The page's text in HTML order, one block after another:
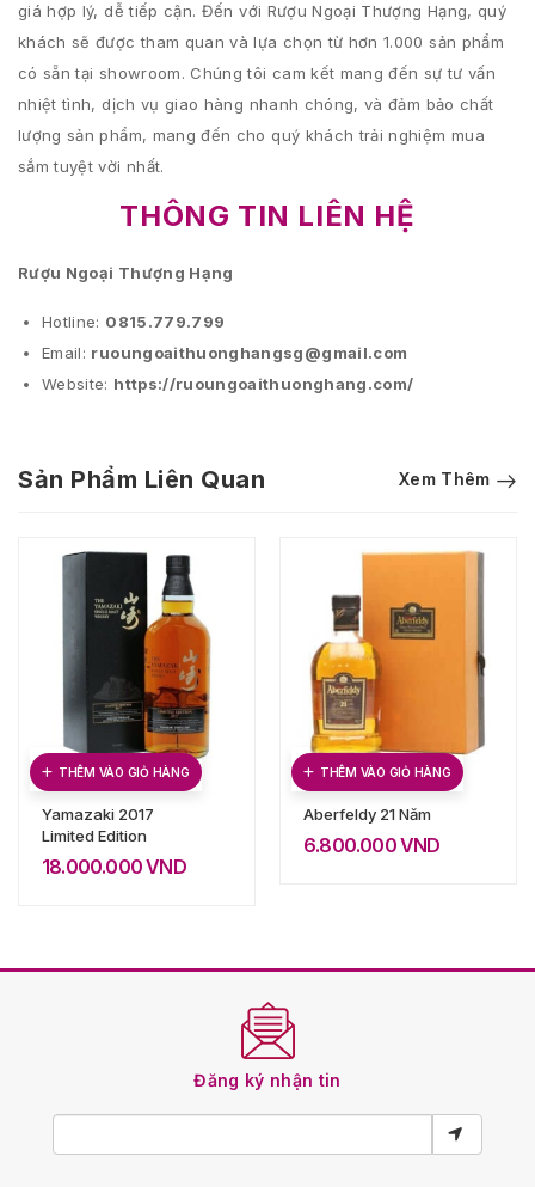
giá hợp lý, dễ tiếp cận. Đến với Rượu Ngoại Thượng Hạng, quý
khách sẽ được tham quan và lựa chọn từ hơn 1.000 sản phẩm
có sẵn tại showroom. Chúng tôi cam kết mang đến sự tư vấn
nhiệt tình, dịch vụ giao hàng nhanh chóng, và đảm bảo chất
lượng sản phẩm, mang đến cho quý khách trải nghiệm mua
sắm tuyệt vời nhất.
THÔNG TIN LIÊN HỆ
Rượu Ngoại Thượng Hạng
Hotline: 0815.779.799
Email: ruoungoaithuonghangsg@gmail.com
Website: https://ruoungoaithuonghang.com/
Sản Phẩm Liên Quan Xem Thêm
THÊM VÀO GIỎ HÀNG
Yamazaki 2017
Limited Edition
18.000.000VND
THÊM VÀO GIỎ HÀNG
Aberfeldy 21 Năm
6.800.000VND
Đăng ký nhận tin